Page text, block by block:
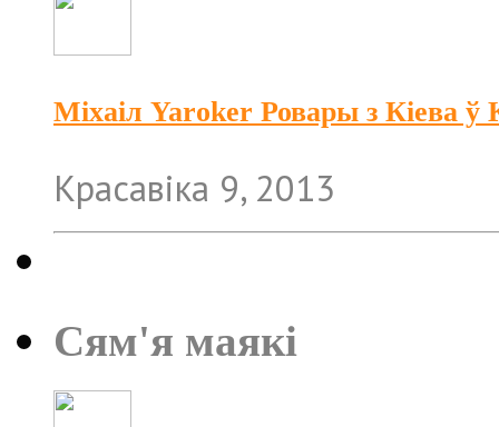
Міхаіл Yaroker Ровары з Кіева
Красавіка 9, 2013
Сям'я маякі